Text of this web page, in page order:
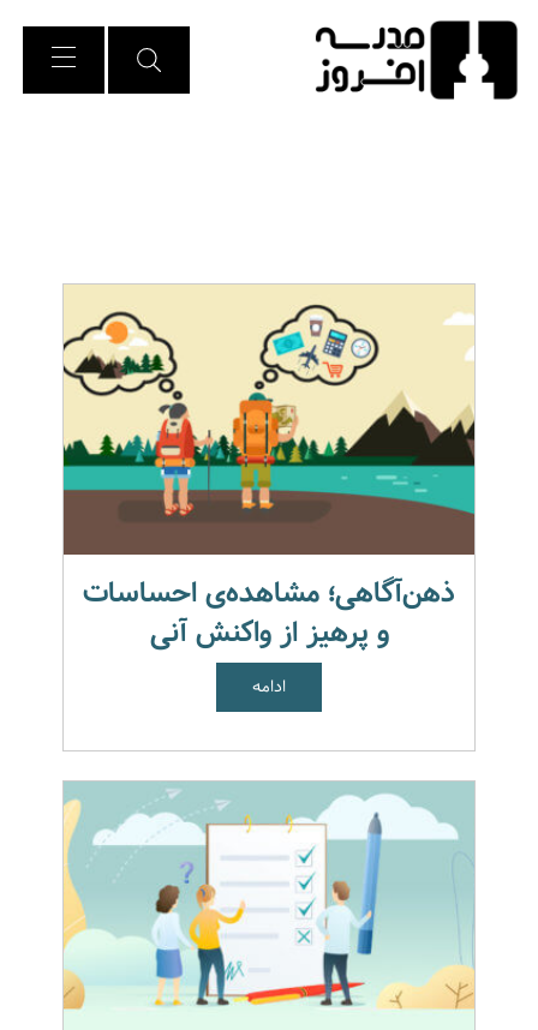
Skip
Content
ذهن‌آگاهی؛ مشاهده‌ی احساسات
و پرهیز از واکنش آنی
ادامه